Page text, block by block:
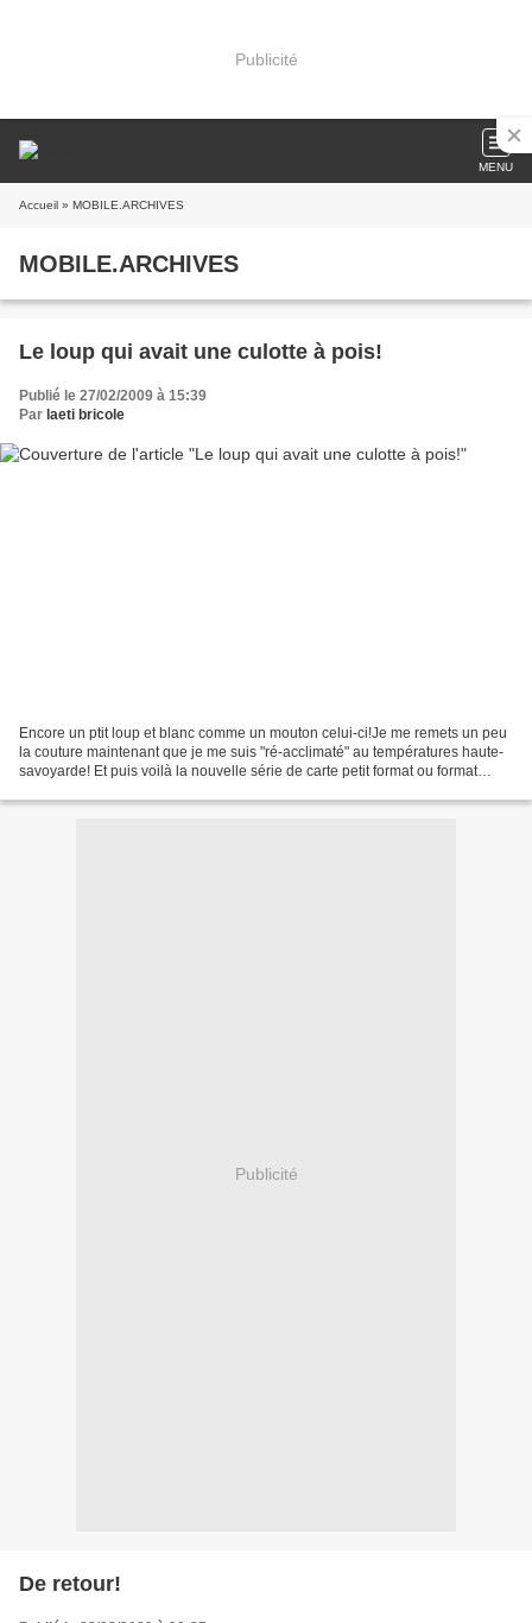
Publicité
MENU
Accueil » MOBILE.ARCHIVES
MOBILE.ARCHIVES
Le loup qui avait une culotte à pois!
Publié le 27/02/2009 à 15:39
Par laeti bricole
Encore un ptit loup et blanc comme un mouton celui-ci!Je me remets un peu
la couture maintenant que je me suis "ré-acclimaté" au températures haute-
savoyarde! Et puis voilà la nouvelle série de carte petit format ou format
Publicité
De retour!